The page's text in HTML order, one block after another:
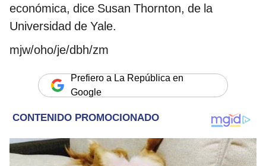
económica, dice Susan Thornton, de la
Universidad de Yale.
mjw/oho/je/dbh/zm
Prefiero a La República en
Google